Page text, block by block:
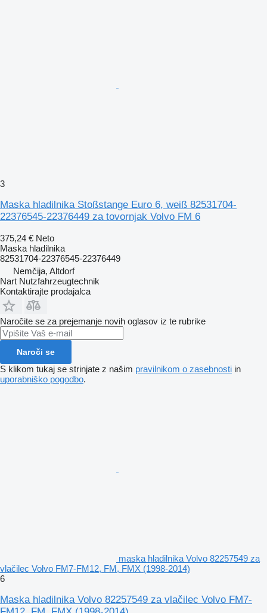
3
Maska hladilnika Stoßstange Euro 6, weiß 82531704-
22376545-22376449 za tovornjak Volvo FM 6
375,24 € Neto
Maska hladilnika
82531704-22376545-22376449
Nemčija, Altdorf
Nart Nutzfahrzeugtechnik
Kontaktirajte prodajalca
Naročite se za prejemanje novih oglasov iz te rubrike
Naroči se
S klikom tukaj se strinjate z našim pravilnikom o zasebnosti in
uporabniško pogodbo.
maska hladilnika Volvo 82257549 za
vlačilec Volvo FM7-FM12, FM, FMX (1998-2014)
6
Maska hladilnika Volvo 82257549 za vlačilec Volvo FM7-